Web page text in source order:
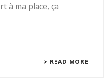
à ma place, ça
READ MORE